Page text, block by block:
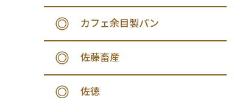
カフェ余目製パン
佐藤畜産
佐徳